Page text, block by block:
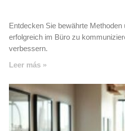
Entdecken Sie bewährte Methoden
erfolgreich im Büro zu
verbessern.
Leer más »